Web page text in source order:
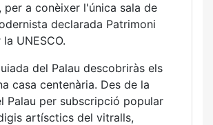
a conèixer l'única sala de
declarada Patrimoni
UNESCO.
del Palau descobriràs els
casa centenària. Des de la
Palau per subscripció popular
artísctics del vitralls,